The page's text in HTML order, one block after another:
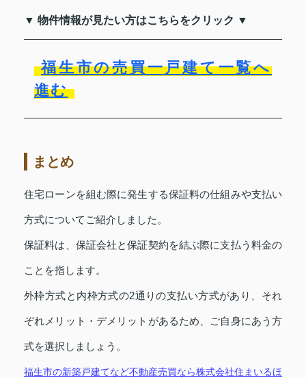
▼ 物件情報が見たい方はこちらをクリック ▼
福生市の売買一戸建て一覧へ
進む
まとめ
住宅ローンを組む際に発生する保証料の仕組みや支払い
方式についてご紹介しました。
保証料は、保証会社と保証契約を結ぶ際に支払う料金の
ことを指します。
外枠方式と内枠方式の2通りの支払い方式があり、それ
ぞれメリット・デメリットがあるため、ご自身にあう方
式を選択しましょう。
福生市の新築戸建てなど不動産売買なら株式会社住まいるほ